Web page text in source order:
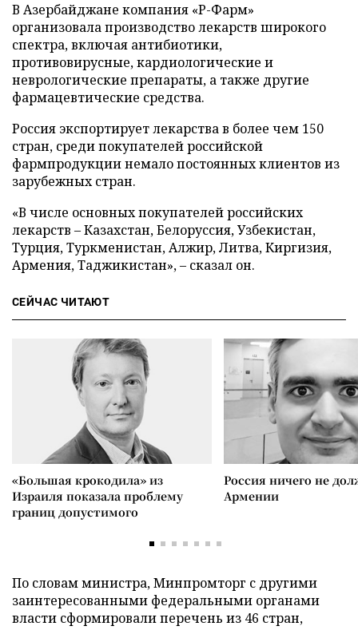
В Азербайджане компания «Р-Фарм»
организовала производство лекарств широкого
спектра, включая антибиотики,
противовирусные, кардиологические и
неврологические препараты, а также другие
фармацевтические средства.
Россия экспортирует лекарства в более чем 150
стран, среди покупателей российской
фармпродукции немало постоянных клиентов из
зарубежных стран.
«В числе основных покупателей российских
лекарств – Казахстан, Белоруссия, Узбекистан,
Турция, Туркменистан, Алжир, Литва, Киргизия,
Армения, Таджикистан», – сказал он.
СЕЙЧАС ЧИТАЮТ
«Большая крокодила» из
Израиля показала проблему
границ допустимого
Россия ничего не
Армении
По словам министра, Минпромторг с другими
заинтересованными федеральными органами
власти сформировали перечень из 46 стран,